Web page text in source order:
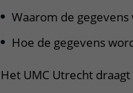
Waarom de
Hoe de gegevens
Het UMC Utrecht